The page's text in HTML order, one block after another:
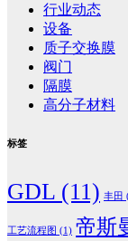
行业动态
设备
质子交换膜
阀门
隔膜
高分子材料
标签
GDL (11) 丰田
工艺流程图 (1) 帝斯